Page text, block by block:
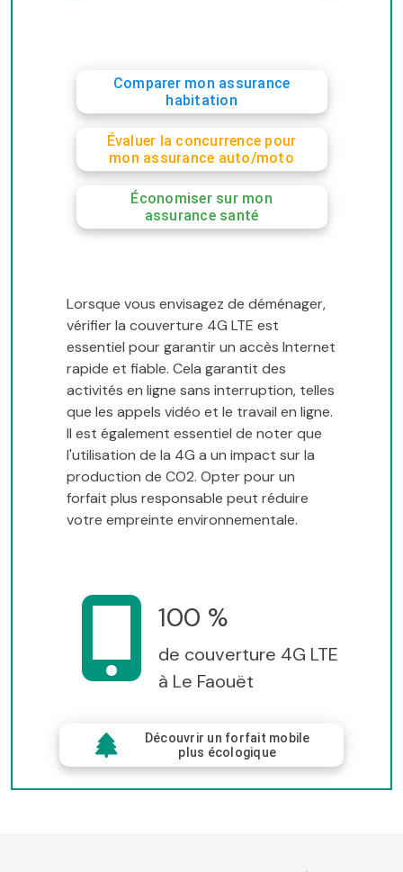
Comparer mon assurance
habitation
Évaluer la concurrence pour
mon assurance auto/moto
Économiser sur mon
assurance santé
Lorsque vous envisagez de déménager,
vérifier la couverture 4G LTE est
essentiel pour garantir un accès Internet
rapide et fiable. Cela garantit des
activités en ligne sans interruption, telles
que les appels vidéo et le travail en ligne.
Il est également essentiel de noter que
l'utilisation de la 4G a un impact sur la
production de CO2. Opter pour un
forfait plus responsable peut réduire
votre empreinte environnementale.
100 %
de couverture 4G LTE
à Le Faouët
Découvrir un forfait mobile
plus écologique